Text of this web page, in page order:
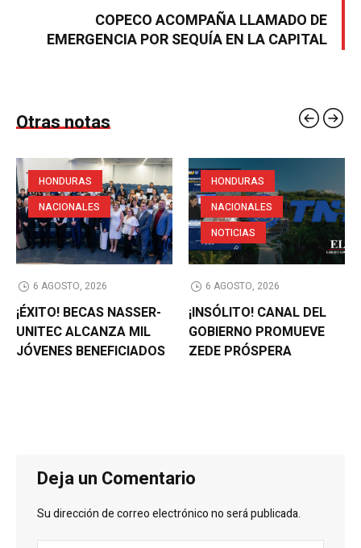
COPECO ACOMPAÑA LLAMADO DE
EMERGENCIA POR SEQUÍA EN LA CAPITAL
Otras notas
HONDURAS
NACIONALES
6 AGOSTO, 2026
¡ÉXITO! BECAS NASSER-
UNITEC ALCANZA MIL
JÓVENES BENEFICIADOS
HONDURAS
NACIONALES
NOTICIAS
6 AGOSTO, 2026
¡INSÓLITO! CANAL DEL
GOBIERNO PROMUEVE
ZEDE PRÓSPERA
Deja un Comentario
Su dirección de correo electrónico no será publicada.